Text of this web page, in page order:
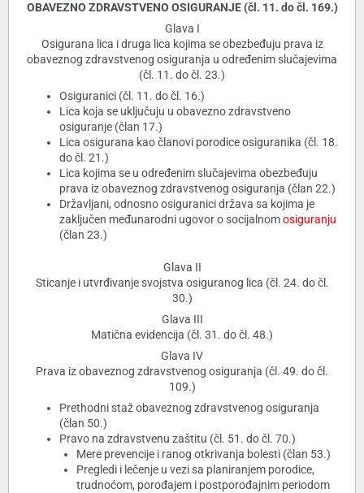
OBAVEZNO ZDRAVSTVENO OSIGURANJE (čl. 11. do čl. 169.)
Glava I
Osigurana lica i druga lica kojima se obezbeđuju prava iz
obaveznog zdravstvenog osiguranja u određenim slučajevima
(čl. 11. do čl. 23.)
Osiguranici (čl. 11. do čl. 16.)
Lica koja se uključuju u obavezno zdravstveno
osiguranje (član 17.)
Lica osigurana kao članovi porodice osiguranika (čl. 18.
do čl. 21.)
Lica kojima se u određenim slučajevima obezbeđuju
prava iz obaveznog zdravstvenog osiguranja (član 22.)
Državljani, odnosno osiguranici država sa kojima je
zaključen međunarodni ugovor o socijalnomosiguranju
(član 23.)
Glava II
Sticanje i utvrđivanje svojstva osiguranog lica (čl. 24. do čl.
30.)
Glava III
Matična evidencija (čl. 31. do čl. 48.)
Glava IV
Prava iz obaveznog zdravstvenog osiguranja (čl. 49. do čl.
109.)
Prethodni staž obaveznog zdravstvenog osiguranja
(član 50.)
Pravo na zdravstvenu zaštitu (čl. 51. do čl. 70.)
Mere prevencije i ranog otkrivanja bolesti (član 53.)
Pregledi i lečenje u vezi sa planiranjem porodice,
trudnoćom, porođajem i postporođajnim periodom